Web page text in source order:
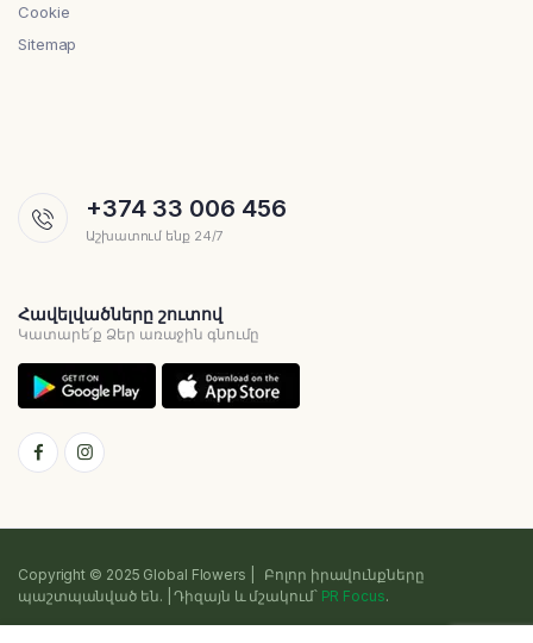
Cookie
Sitemap
+374 33 006 456
Աշխատում ենք 24/7
Հավելվածները շուտով
Կատարե՛ք Ձեր առաջին գնումը
Copyright © 2025 Global Flowers | Բոլոր իրավունքները
պաշտպանված են. | Դիզայն և մշակում՝ PR Focus.